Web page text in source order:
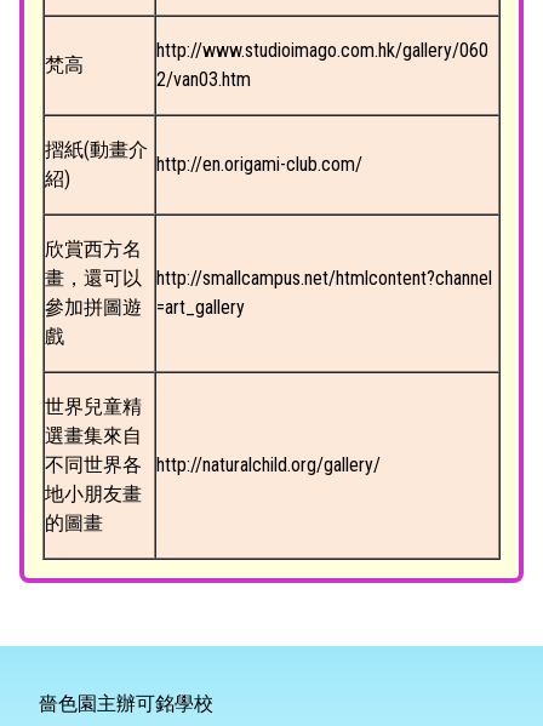
梵高
http://www.studioimago.com.hk/gallery/060
2/van03.htm
摺紙(動畫介
紹)
http://en.origami-club.com/
欣賞西方名
畫，還可以
參加拼圖遊
戲
http://smallcampus.net/htmlcontent?channel
=art_gallery
世界兒童精
選畫集來自
不同世界各
地小朋友畫
的圖畫
http://naturalchild.org/gallery/
嗇色園主辦可銘學校